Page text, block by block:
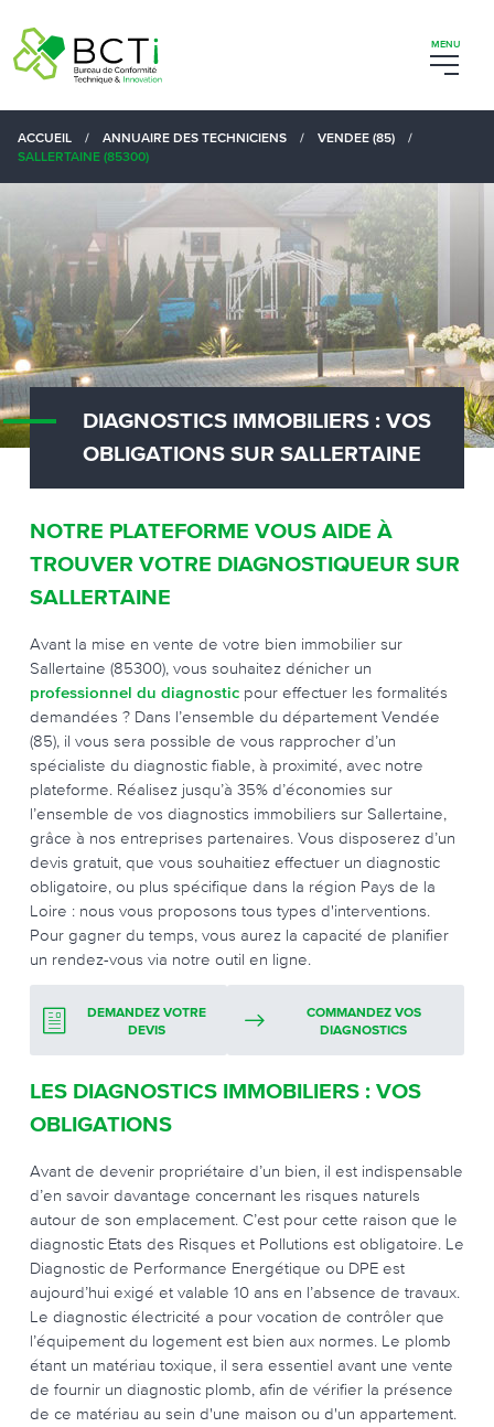
ACCUEIL / ANNUAIRE DES TECHNICIENS / VENDEE (85)
/
SALLERTAINE (85300)
DIAGNOSTICS IMMOBILIERS : VOS
OBLIGATIONS SUR SALLERTAINE
NOTRE PLATEFORME VOUS AIDE À
TROUVER VOTRE DIAGNOSTIQUEUR SUR
SALLERTAINE
Avant la mise en vente de votre bien immobilier sur
Sallertaine (85300), vous souhaitez dénicher un
professionnel du diagnostic pour effectuer les formalités
demandées ? Dans l’ensemble du département Vendée
(85), il vous sera possible de vous rapprocher d’un
spécialiste du diagnostic fiable, à proximité, avec notre
plateforme. Réalisez jusqu’à 35% d’économies sur
l’ensemble de vos diagnostics immobiliers sur Sallertaine,
grâce à nos entreprises partenaires. Vous disposerez d’un
devis gratuit, que vous souhaitiez effectuer un diagnostic
obligatoire, ou plus spécifique dans la région Pays de la
Loire : nous vous proposons tous types d'interventions.
Pour gagner du temps, vous aurez la capacité de planifier
un rendez-vous via notre outil en ligne.
DEMANDEZ VOTRE
DEVIS
COMMANDEZ VOS
DIAGNOSTICS
LES DIAGNOSTICS IMMOBILIERS : VOS
OBLIGATIONS
Avant de devenir propriétaire d’un bien, il est indispensable
d’en savoir davantage concernant les risques naturels
autour de son emplacement. C’est pour cette raison que le
diagnostic Etats des Risques et Pollutions est obligatoire. Le
Diagnostic de Performance Energétique ou DPE est
aujourd’hui exigé et valable 10 ans en l’absence de travaux.
Le diagnostic électricité a pour vocation de contrôler que
l’équipement du logement est bien aux normes. Le plomb
étant un matériau toxique, il sera essentiel avant une vente
de fournir un diagnostic plomb, afin de vérifier la présence
de ce matériau au sein d'une maison ou d'un appartement.